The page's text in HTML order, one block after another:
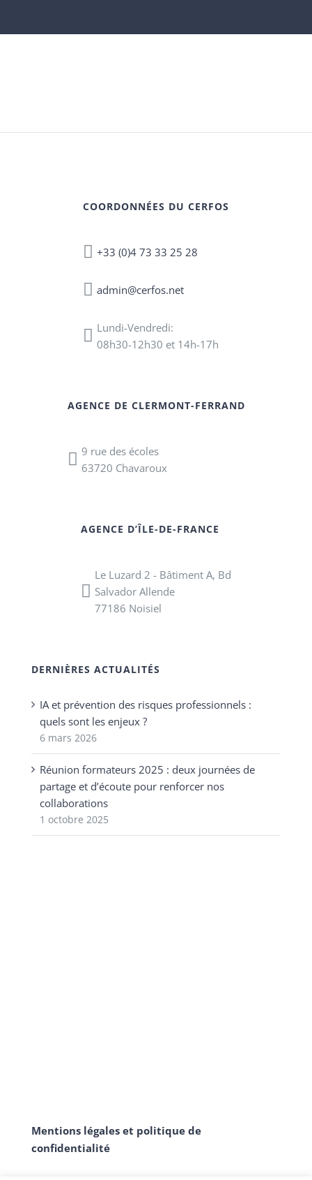
COORDONNÉES DU CERFOS
+33 (0)4 73 33 25 28
admin@cerfos.net
Lundi-Vendredi:
08h30-12h30 et 14h-17h
AGENCE DE CLERMONT-FERRAND
9 rue des écoles
63720 Chavaroux
AGENCE D’ÎLE-DE-FRANCE
Le Luzard 2 - Bâtiment A, Bd
Salvador Allende
77186 Noisiel
DERNIÈRES ACTUALITÉS
IA et prévention des risques professionnels :
quels sont les enjeux ?
6 mars 2026
Réunion formateurs 2025 : deux journées de
partage et d’écoute pour renforcer nos
collaborations
1 octobre 2025
Mentions légales et politique de
confidentialité